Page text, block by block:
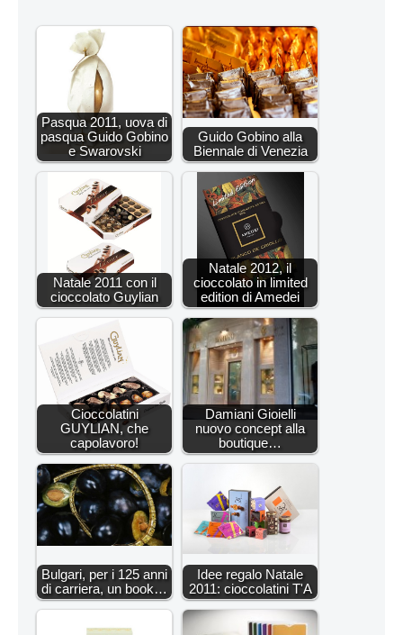
Pasqua 2011, uova di
pasqua Guido Gobino
e Swarovski
Guido Gobino alla
Biennale di Venezia
Natale 2011 con il
cioccolato Guylian
Natale 2012, il
cioccolato in limited
edition di Amedei
Cioccolatini
GUYLIAN, che
capolavoro!
Damiani Gioielli
nuovo concept alla
boutique…
Bulgari, per i 125 anni
di carriera, un book…
Idee regalo Natale
2011: cioccolatini T'A